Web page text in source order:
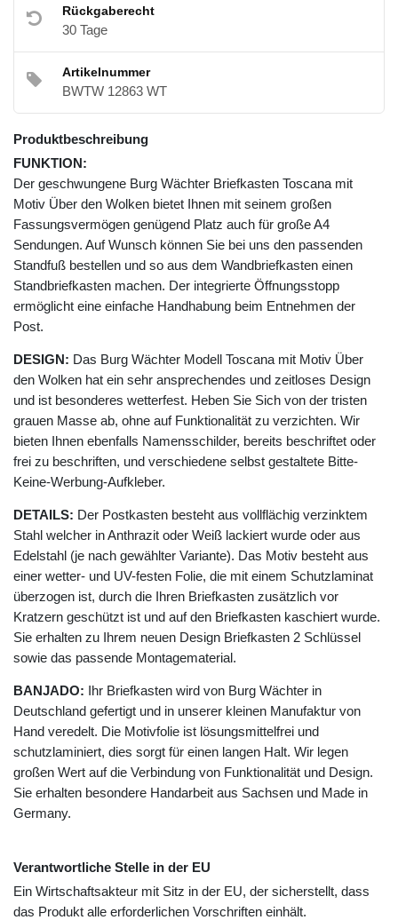
Rückgaberecht
30 Tage
Artikelnummer
BWTW 12863 WT
Produktbeschreibung
FUNKTION:
Der geschwungene Burg Wächter Briefkasten Toscana mit
Motiv Über den Wolken bietet Ihnen mit seinem großen
Fassungsvermögen genügend Platz auch für große A4
Sendungen. Auf Wunsch können Sie bei uns den passenden
Standfuß bestellen und so aus dem Wandbriefkasten einen
Standbriefkasten machen. Der integrierte Öffnungsstopp
ermöglicht eine einfache Handhabung beim Entnehmen der
Post.
DESIGN: Das Burg Wächter Modell Toscana mit Motiv Über
den Wolken hat ein sehr ansprechendes und zeitloses Design
und ist besonderes wetterfest. Heben Sie Sich von der tristen
grauen Masse ab, ohne auf Funktionalität zu verzichten. Wir
bieten Ihnen ebenfalls Namensschilder, bereits beschriftet oder
frei zu beschriften, und verschiedene selbst gestaltete Bitte-
Keine-Werbung-Aufkleber.
DETAILS: Der Postkasten besteht aus vollflächig verzinktem
Stahl welcher in Anthrazit oder Weiß lackiert wurde oder aus
Edelstahl (je nach gewählter Variante). Das Motiv besteht aus
einer wetter- und UV-festen Folie, die mit einem Schutzlaminat
überzogen ist, durch die Ihren Briefkasten zusätzlich vor
Kratzern geschützt ist und auf den Briefkasten kaschiert wurde.
Sie erhalten zu Ihrem neuen Design Briefkasten 2 Schlüssel
sowie das passende Montagematerial.
BANJADO: Ihr Briefkasten wird von Burg Wächter in
Deutschland gefertigt und in unserer kleinen Manufaktur von
Hand veredelt. Die Motivfolie ist lösungsmittelfrei und
schutzlaminiert, dies sorgt für einen langen Halt. Wir legen
großen Wert auf die Verbindung von Funktionalität und Design.
Sie erhalten besondere Handarbeit aus Sachsen und Made in
Germany.
Verantwortliche Stelle in der EU
Ein Wirtschaftsakteur mit Sitz in der EU, der sicherstellt, dass
das Produkt alle erforderlichen Vorschriften einhält.